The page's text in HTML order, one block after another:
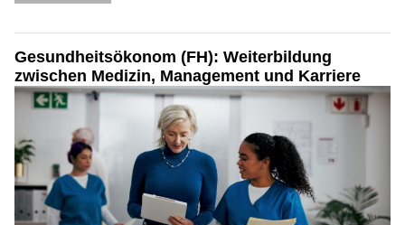
Gesundheitsökonom (FH): Weiterbildung
zwischen Medizin, Management und Karriere